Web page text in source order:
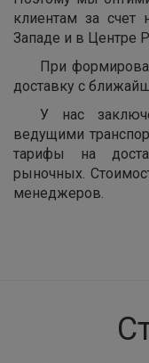
клиентам за счет
Западе и в Центре
При
доставку с
У нас
ведущими
тарифы на
рыночных.
менеджеров.